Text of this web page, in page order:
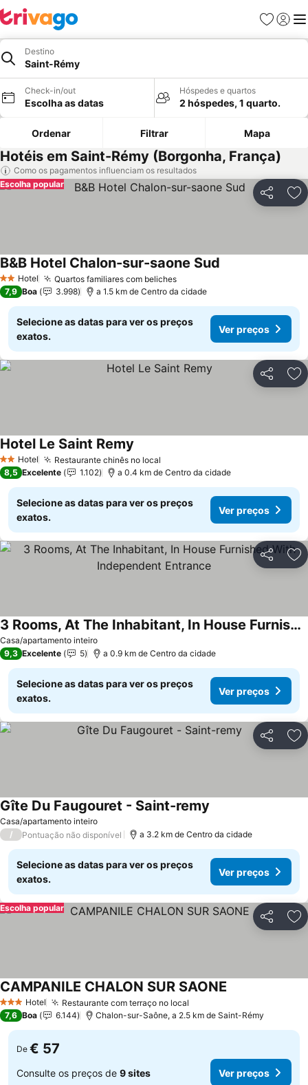
Favoritos
Iniciar
Destino
Saint-Rémy
Check-in/out
Escolha as datas
Hóspedes e quartos
2 hóspedes, 1 quarto.
Ordenar Filtrar Mapa
Hotéis em Saint-Rémy (Borgonha, França)
Como os pagamentos influenciam os resultados
Partilhar
Escolha popular
2 Estrelas
Hotel Quartos familiares com belichesVer preços
B&B Hotel Chalon-sur-saone Sud
7,9 Boa 3.998 a 1.5 km de Centro da cidade
Selecione as datas para ver os preços
exatos.
Ver preços
Partilhar
2 Estrelas
Hotel Restaurante chinês no local
Hotel Le Saint Remy
8,5 Excelente 1.102 a 0.4 km de Centro da cidade
Selecione as datas para ver os preços
exatos.
Ver preços
Partilhar
Casa/apartamento inteiro
3 Rooms, At The Inhabitant, In House Furnished With Independent Entrance
Ver preços
9,3 Excelente 5 a 0.9 km de Centro da cidade
Selecione as datas para ver os preços
exatos.
Ver preços
Partilhar
Casa/apartamento inteiro
Gîte Du Faugouret - Saint-remy
/ Pontuação não disponível a 3.2 km de Centro da cidade
Selecione as datas para ver os preços
exatos.
Ver preços
Partilhar
Escolha popular
3 EstrelasHotel Restaurante com terraço no local
CAMPANILE CHALON SUR SAONE
7,6 Boa 6.144 Chalon-sur-Saône, a 2.5 km de Saint-Rémy
De € 57
Consulte os preços de 9 sites Ver preços